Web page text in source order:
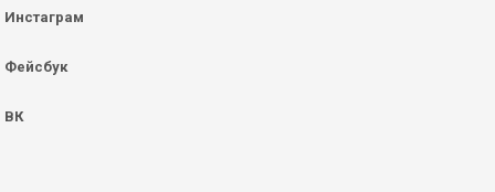
Инстаграм
Фейсбук
ВК